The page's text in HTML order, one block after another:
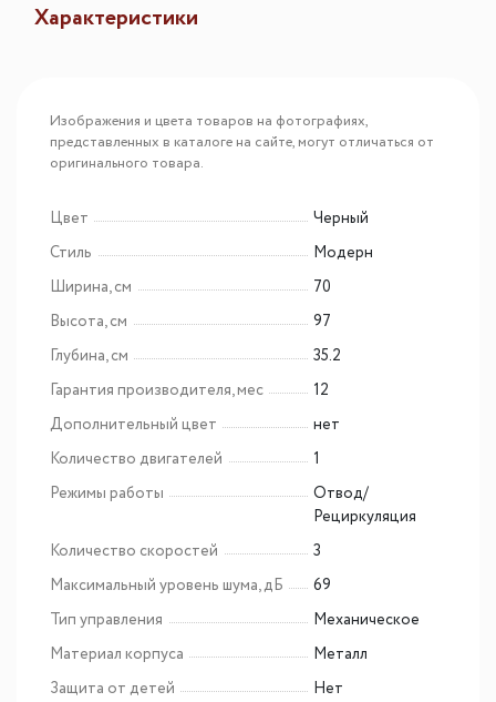
Характеристики
Изображения и цвета товаров на фотографиях,
представленных в каталоге на сайте, могут отличаться от
оригинального товара.
Цвет
Черный
Стиль
Модерн
Ширина, см
70
Высота, см
97
Глубина, см
35.2
Гарантия производителя, мес
12
Дополнительный цвет
нет
Количество двигателей
1
Режимы работы
Отвод/
Рециркуляция
Количество скоростей
3
Максимальный уровень шума, дБ
69
Тип управления
Механическое
Материал корпуса
Металл
Защита от детей
Нет